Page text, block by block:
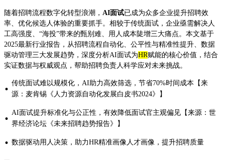
随着招聘流程数字化转型浪潮， AI面试已成为众多企业提升招聘效
率、优化候选人体验的重要抓手。相较于传统面试，企业亟需解决人
工高强度、“海投”带来的甄别难、用人成本陡增三大痛点。本文基于
2025最新行业报告，从招聘流程自动化、公平性与精准性提升、数据
驱动管理三大发展趋势，深度分析AI面试为HR赋能的核心价值，结合
实证数据与权威观点，帮助招聘负责人科学应对未来挑战。
· 传统面试难以规模化，AI助力高效筛选，节省70%时间成本【来
源：麦肯锡《人力资源自动化发展白皮书2024》】
· AI面试提升标准化与公正性，有效降低面试官主观偏见【来源：世
界经济论坛《未来招聘趋势报告》】
· 数据驱动用人决策，助力HR精准画像人才画像，提升招聘质量